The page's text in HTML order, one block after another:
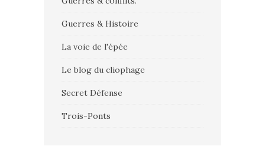
Guerres & Histoire
La voie de l'épée
Le blog du cliophage
Secret Défense
Trois-Ponts